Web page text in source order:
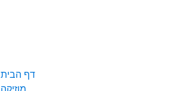
דף הבית
מוזיקה